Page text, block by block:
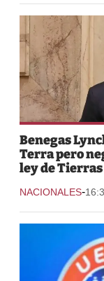
Benegas
Terra pero
ley de Tierras
NACIONALES-